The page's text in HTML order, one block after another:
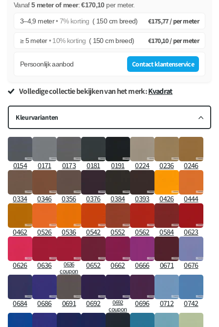
Vanaf5 meter of meer:€170,10 per meter.
3–4,9 meter• 7% korting ( 150 cm breed) €175,77 /per meter
≥ 5 meter• 10% korting ( 150 cm breed) €170,10 /per meter
Persoonlijk aanbod Contact klantenservice
Volledige collectie bekijken van het merk:Kvadrat
Kleurvarianten
0154 0171 0173 0181 0191 0224 0236 0246
0334 0346 0356 0376 0384 0393 0426 0444
0462 0526 0536 0542 0552 0562 0584 0623
0626 0636
0636
coupon
0652 0662 0666 0671 0676
0684 0686 0691 0692
0692
coupon
0696 0712 0742